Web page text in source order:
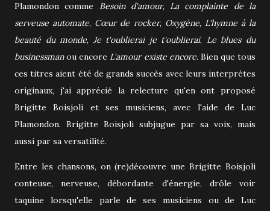
Plamondon comme Besoin d'amour, La complainte de la
serveuse automate, Cœur de rocker, Oxygène, L'hymne à la
beauté du monde, Je t'oublierai je t'oublierai, Le blues du
businessmanou encore L'amour existe encore. Bien que tous
ces titres aient été de grands succès avec leurs interprètes
originaux, j'ai apprécié la relecture qu'en ont proposé
Brigitte Boisjoli et ses musiciens, avec l'aide de Luc
Plamondon. Brigitte Boisjoli subjugue par sa voix, mais
aussi par sa versatilité.
Entre les chansons, on (re)découvre une Brigitte Boisjoli
conteuse, nerveuse, débordante d'énergie, drôle voir
taquine lorsqu'elle parle de ses musiciens ou de Luc